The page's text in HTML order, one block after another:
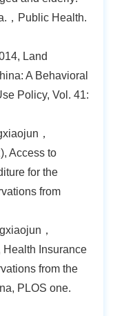
，Public Health.
Land
A Behavioral
Policy, Vol. 41:
，
Access to
for the
from
，
Health Insurance
from the
PLOS one.